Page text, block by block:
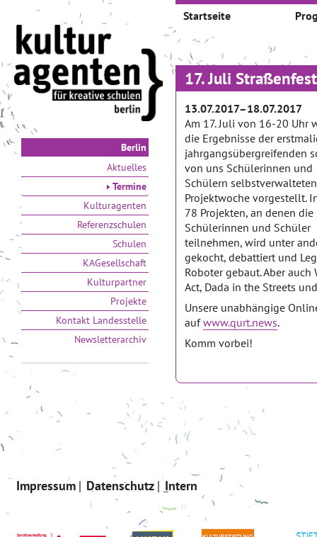
Berlin
Aktuelles
Termine
Kulturagenten
Referenzschulen
Schulen
KAGesellschaft
Kulturpartner
Projekte
Kontakt Landesstelle
Newsletterarchiv
Startseite
17. Juli
13.07.2017–18.07.2017
Am 17. Juli von 16-20 Uhr
die Ergebnisse der
jahrgangsübergreifenden
von uns Schülerinnen und
Schülern selbstverwalteten
Projektwoche vorgestellt.
78 Projekten, an denen
Schülerinnen und Schüler
teilnehmen, wird unter
gekocht, debattiert und
Roboter gebaut. Aber auch
Act, Dada in the Streets
Unsere unabhängige
aufwww.qurt.news.
Komm vorbei!
Impressum Datenschutz Intern